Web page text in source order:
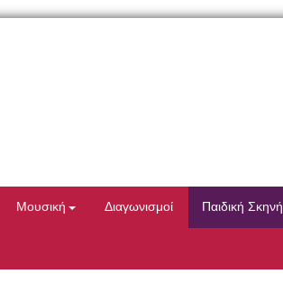
Μουσική Διαγωνισμοί Παιδική Σκηνή